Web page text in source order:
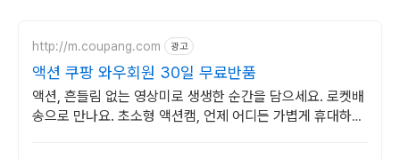
http://m.coupang.com 광고
액션 쿠팡 와우회원 30일 무료반품
액션, 흔들림 없는 영상미로 생생한 순간을 담으세요. 로켓배
송으로 만나요. 초소형 액션캠, 언제 어디든 가볍게 휴대하며